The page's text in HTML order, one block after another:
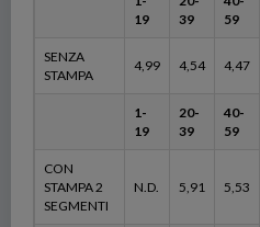
19
39
59
SENZA
STAMPA
4,99 4,54 4,47
1-
19
20-
39
40-
59
CON
STAMPA 2
SEGMENTI
N.D. 5,91 5,53